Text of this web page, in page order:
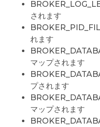
されます
れます
マップされます
プされます
マップされます